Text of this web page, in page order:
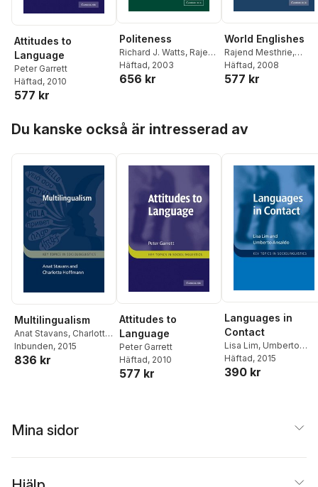
Per Boström
Lindgren,Carina
Hermansson
Norlund Shaswar
Areljung
Attitudes to
Language
Peter Garrett
Häftad, 2010
577 kr
Politeness
Richard J. Watts, Rajend
Mesthrie
Häftad, 2003
656 kr
World Englishes
Rajend Mesthrie,
Rakesh M. Bhatt
Häftad, 2008
577 kr
Du kanske också är intresserad av
Multilingualism
Anat Stavans, Charlotte
Hoffmann
Inbunden, 2015
836 kr
Attitudes to
Language
Peter Garrett
Häftad, 2010
577 kr
Languages in
Contact
Lisa Lim, Umberto
Ansaldo
Häftad, 2015
390 kr
Mina sidor